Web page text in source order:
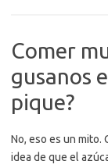
Comer
gusanos
pique?
No, eso es un mito.
idea de que el